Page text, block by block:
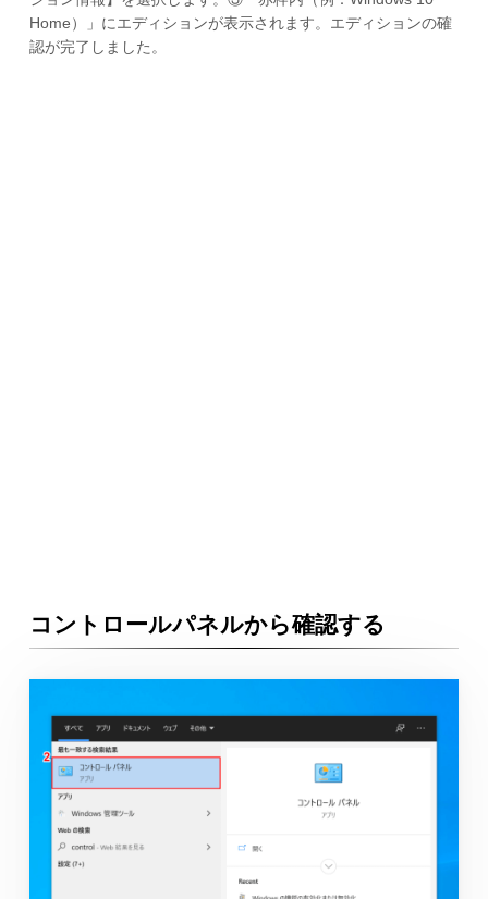
Home）」にエディションが表示されます。エディションの確
認が完了しました。
コントロールパネルから確認する